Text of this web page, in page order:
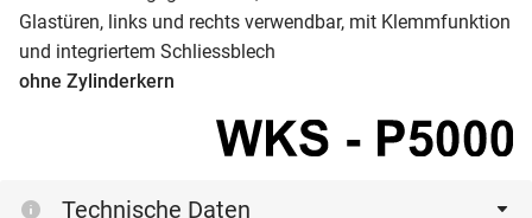
Glastüren, links und rechts verwendbar, mit Klemmfunktion
und integriertem Schliessblech
ohne Zylinderkern
Technische Daten